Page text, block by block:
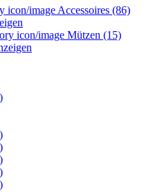
Accessoires (86)
Mützen (15)